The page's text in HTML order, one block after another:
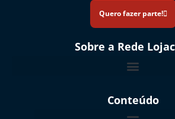
Quero fazer parte!
Sobre a Rede
Conteúdo